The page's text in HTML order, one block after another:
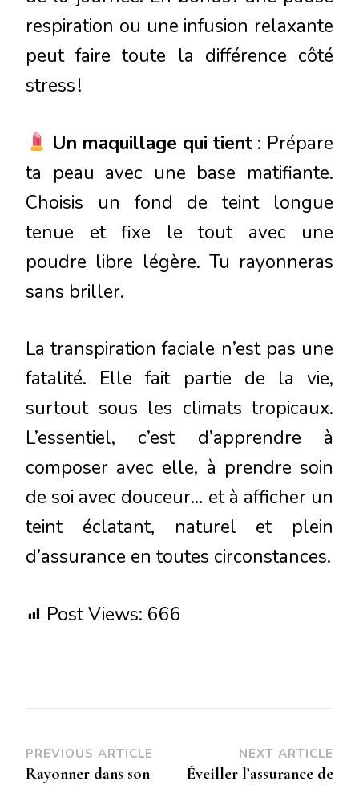
respiration ou une infusion relaxante
peut faire toute la différence côté
stress !
Un maquillage qui tient: Prépare
ta peau avec une base matifiante.
Choisis un fond de teint longue
tenue et fixe le tout avec une
poudre libre légère. Tu rayonneras
sans briller.
La transpiration faciale n’est pas une
fatalité. Elle fait partie de la vie,
surtout sous les climats tropicaux.
L’essentiel, c’est d’apprendre à
composer avec elle, à prendre soin
de soi avec douceur… et à afficher un
teint éclatant, naturel et plein
d’assurance en toutes circonstances.
Post Views: 666
PREVIOUS ARTICLE
Rayonner dans son
NEXT ARTICLE
Éveiller l’assurance de